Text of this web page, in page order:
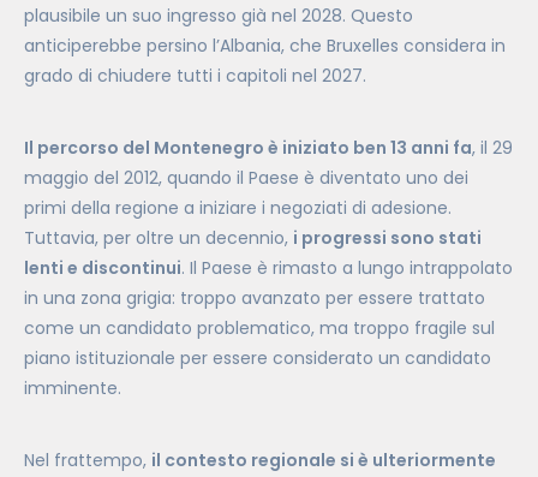
plausibile un suo ingresso già nel 2028. Questo
anticiperebbe persino l’Albania, che Bruxelles considera in
grado di chiudere tutti i capitoli nel 2027.
Il percorso del Montenegro è iniziato ben 13 anni fa, il 29
maggio del 2012, quando il Paese è diventato uno dei
primi della regione a iniziare i negoziati di adesione.
Tuttavia, per oltre un decennio, i progressi sono stati
lenti e discontinui. Il Paese è rimasto a lungo intrappolato
in una zona grigia: troppo avanzato per essere trattato
come un candidato problematico, ma troppo fragile sul
piano istituzionale per essere considerato un candidato
imminente.
Nel frattempo, il contesto regionale si è ulteriormente